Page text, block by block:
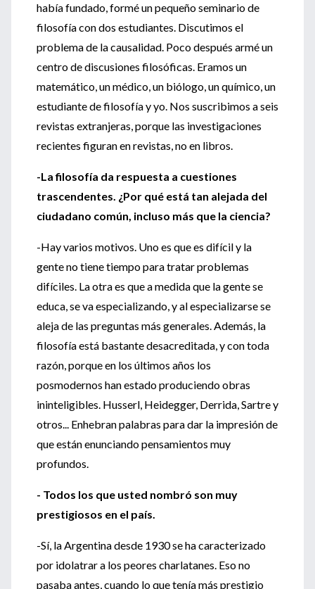
había fundado, formé un pequeño seminario de
filosofía con dos estudiantes. Discutimos el
problema de la causalidad. Poco después armé un
centro de discusiones filosóficas. Eramos un
matemático, un médico, un biólogo, un químico, un
estudiante de filosofía y yo. Nos suscribimos a seis
revistas extranjeras, porque las investigaciones
recientes figuran en revistas, no en libros.
-La filosofía da respuesta a cuestiones
trascendentes. ¿Por qué está tan alejada del
ciudadano común, incluso más que la ciencia?
-Hay varios motivos. Uno es que es difícil y la
gente no tiene tiempo para tratar problemas
difíciles. La otra es que a medida que la gente se
educa, se va especializando, y al especializarse se
aleja de las preguntas más generales. Además, la
filosofía está bastante desacreditada, y con toda
razón, porque en los últimos años los
posmodernos han estado produciendo obras
ininteligibles. Husserl, Heidegger, Derrida, Sartre y
otros... Enhebran palabras para dar la impresión de
que están enunciando pensamientos muy
profundos.
- Todos los que usted nombró son muy
prestigiosos en el país.
-Sí, la Argentina desde 1930 se ha caracterizado
por idolatrar a los peores charlatanes. Eso no
pasaba antes, cuando lo que tenía más prestigio